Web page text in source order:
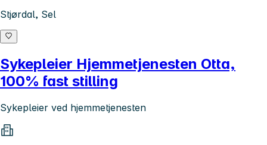
Stjørdal, Sel
Sykepleier Hjemmetjenesten Otta,
100% fast stilling
Sykepleier ved hjemmetjenesten